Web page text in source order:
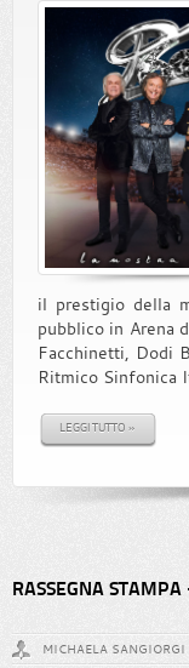
il prestigio della
pubblico in Arena
Facchinetti, Dodi
Ritmico Sinfonica
LEGGI TUTTO »
RASSEGNA
MICHAELA SANGIORGI